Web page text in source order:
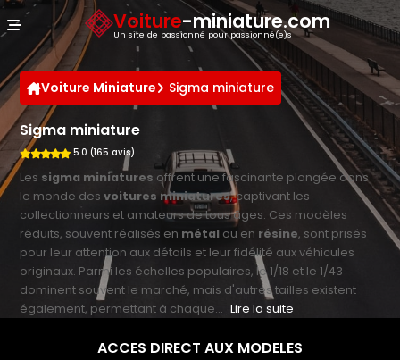
Voiture-miniature.com
Un site de passionné pour passionné(e)s
Voiture Miniature Sigma miniature
Sigma miniature
5.0 (165 avis)
Les sigma miniatures offrent une fascinante plongée dans
le monde desvoitures miniatures, captivant les
collectionneurs et amateurs de tous âges. Ces modèles
réduits, souvent réalisés en métal ou en résine, sont prisés
pour leur attention aux détails et leur fidélité aux véhicules
originaux. Parmi les échelles populaires, le 1/18 et le 1/43
dominent souvent le marché, mais d'autres tailles existent
également, permettant à chaque... Lire la suite
ACCES DIRECT AUX MODELES
Panneau de gestion des cookies